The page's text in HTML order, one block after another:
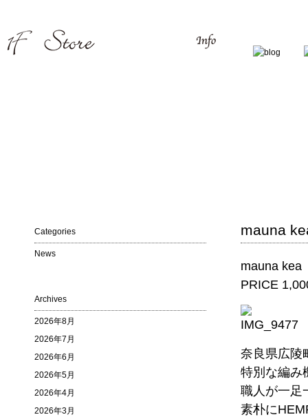
mauna
mauna
PRICE
奈良県広陵
特別な編み
職人が一足
素朴に
Categories
News
Archives
2026年8月
2026年7月
2026年6月
2026年5月
2026年4月
2026年3月